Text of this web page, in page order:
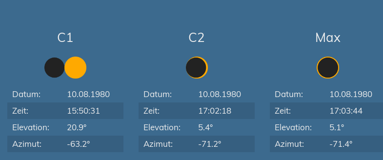
C1
Datum:
10.08.1980
Zeit:
15:50:31
Elevation:
20.9°
Azimut:
-63.2°
C2
Datum:
10.08.1980
Zeit:
17:02:18
Elevation:
5.4°
Azimut:
-71.2°
Max
Datum:
10.08.1980
Zeit:
17:03:44
Elevation:
5.1°
Azimut:
-71.4°